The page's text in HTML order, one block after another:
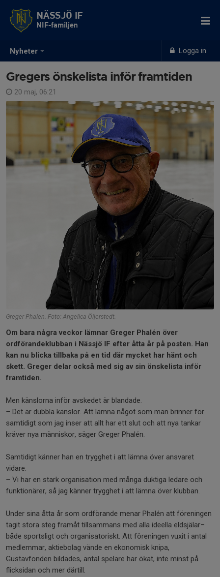
Nyheter Logga in
NÄSSJÖ IF
NIF-familjen
Gregers önskelista inför framtiden
20 maj, 06:21
Greger Phalen. Foto: Angelica Öijerstedt.
Om bara några veckor lämnar Greger Phalén över
ordförandeklubban i Nässjö IF efter åtta år på posten. Han
kan nu blicka tillbaka på en tid där mycket har hänt och
skett. Greger delar också med sig av sin önskelista inför
framtiden.
Men känslorna inför avskedet är blandade.
– Det är dubbla känslor. Att lämna något som man brinner för
samtidigt som jag inser att allt har ett slut och att nya tankar
kräver nya människor, säger Greger Phalén.
Samtidigt känner han en trygghet i att lämna över ansvaret
vidare.
– Vi har en stark organisation med många duktiga ledare och
funktionärer, så jag känner trygghet i att lämna över klubban.
Under sina åtta år som ordförande menar Phalén att föreningen
tagit stora steg framåt tillsammans med alla ideella eldsjälar–
både sportsligt och organisatoriskt. Att föreningen vuxit i antal
medlemmar, aktiebolag vände en ekonomisk knipa,
Gustavfonden bildades, antal spelare har ökat, inte minst på
flicksidan och mer därtill.